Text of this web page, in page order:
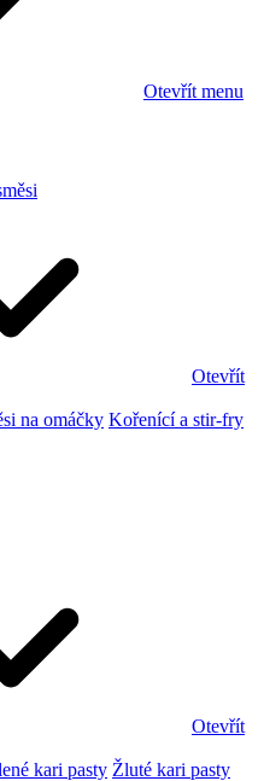
Otevřít menu
Otevřít
na omáčky Kořenící a stir-fry
Otevřít
kari pasty Žluté kari pasty